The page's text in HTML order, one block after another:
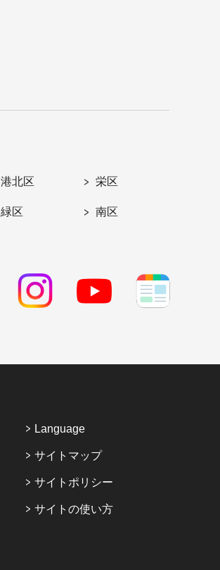
港北区 栄区
緑区 南区
Language
サイトマップ
サイトポリシー
サイトの使い方